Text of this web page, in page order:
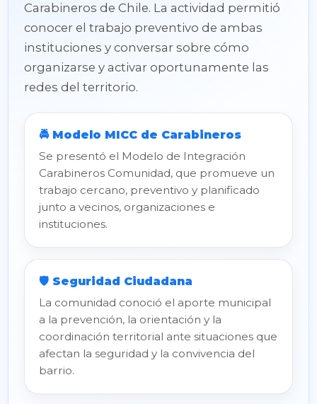
Carabineros de Chile. La actividad permitió
conocer el trabajo preventivo de ambas
instituciones y conversar sobre cómo
organizarse y activar oportunamente las
redes del territorio.
🚔 Modelo MICC de Carabineros
Se presentó el Modelo de Integración
Carabineros Comunidad, que promueve un
trabajo cercano, preventivo y planificado
junto a vecinos, organizaciones e
instituciones.
🛡️ Seguridad Ciudadana
La comunidad conoció el aporte municipal
a la prevención, la orientación y la
coordinación territorial ante situaciones que
afectan la seguridad y la convivencia del
barrio.